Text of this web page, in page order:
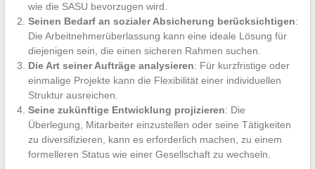
wie die SASU bevorzugen wird.
Seinen Bedarf an sozialer Absicherung berücksichtigen:
Die Arbeitnehmerüberlassung kann eine ideale Lösung für
diejenigen sein, die einen sicheren Rahmen suchen.
Die Art seiner Aufträge analysieren: Für kurzfristige oder
einmalige Projekte kann die Flexibilität einer individuellen
Struktur ausreichen.
Seine zukünftige Entwicklung projizieren: Die
Überlegung, Mitarbeiter einzustellen oder seine Tätigkeiten
zu diversifizieren, kann es erforderlich machen, zu einem
formelleren Status wie einer Gesellschaft zu wechseln.